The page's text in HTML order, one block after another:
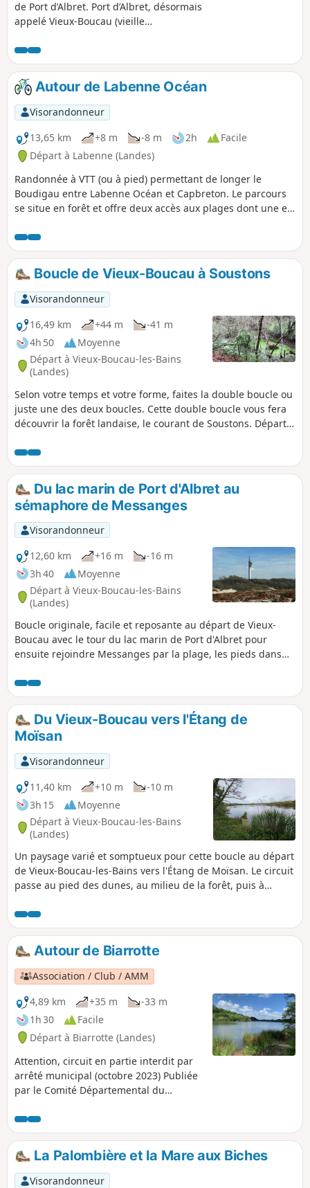
être, des lémuriens ou kangourous.
Attention, au (8), il faut gravir un tuc
difficile pour certaines personnes. Merci
de respecter la nature (pas de cueillette)
et d'être très vigilant à tous risques de
feux de forêt. Plusieurs parcelles
traversées sont privées, les
propriétaires ont donné leur
autorisation.
de Port d’Albret. Port d’Albret, désormais
appelé Vieux-Boucau (vieille
port du littoral landais si l’Adour n’avait
été détourné en 1578 pour lui donner
son estuaire actuel à Bayonne.
Autour de Labenne Océan
Visorandonneur
13,65 km
+8 m -8 m 2h
Facile
Départ à Labenne (Landes)
Randonnée à VTT (ou à pied) permettant de longer le
Boudigau entre Labenne Océan et Capbreton. Le parcours
se situe en forêt et offre deux accès aux plages dont une est
Boucle de Vieux-Boucau à Soustons
Visorandonneur
16,49 km
+44 m
-41 m
4h 50
Moyenne
Départ à Vieux-Boucau-les-Bains
(Landes)
Selon votre temps et votre forme, faites la double boucle ou
juste une des deux boucles. Cette double boucle vous fera
découvrir la forêt landaise, le courant de Soustons. Départ
enfoncez-vous dans la forêt via le Courant de Soustons, la
Voie Verte jusqu'à Soustons et retour. Vous pouvez aussi une
fois arrivé à Soustons, faire le tour de l'étang pour une
randonnée qui durera toute la journée. Peu de bitume sauf
à Vieux Boucau et Soustons.
Du lac marin de Port d'Albret au
sémaphore de Messanges
Visorandonneur
12,60 km
+16 m
-16 m
3h 40
Moyenne
Départ à Vieux-Boucau-les-Bains
(Landes)
Boucle originale, facile et reposante au départ de Vieux-
Boucau avec le tour du lac marin de Port d'Albret pour
ensuite rejoindre Messanges par la plage, les pieds dans
Sémaphore de Messanges, l'Étang de Moïsan, puis
s'enfonce dans la forêt landaise avant de rejoindre les
arènes de Vieux-Boucau.
Du Vieux-Boucau vers l'Étang de
Moïsan
Visorandonneur
11,40 km
+10 m
-10 m
3h 15
Moyenne
Départ à Vieux-Boucau-les-Bains
(Landes)
Un paysage varié et somptueux pour cette boucle au départ
de Vieux-Boucau-les-Bains vers l'Étang de Moïsan. Le circuit
passe au pied des dunes, au milieu de la forêt, puis à
contourner l'Étang de Moïsan et les pâturages des vaches
marines landaises. Enfin, un retour par la piste cyclable :
Léon - Soustons, permet de rejoindre le cœur de Vieux-
Boucau.Autour de Biarrotte
Association / Club / AMM
4,89 km
+35 m
-33 m
1h 30
Facile
Départ à Biarrotte (Landes)
Attention, circuit en partie interdit par
arrêté municipal (octobre 2023) Publiée
par le Comité Départemental du
bois et lac à Biarrotte" ce circuit permet
de découvrir le Lac de Bédorède et la
maison de La Mayou.
La Palombière et la Mare aux Biches
Visorandonneur